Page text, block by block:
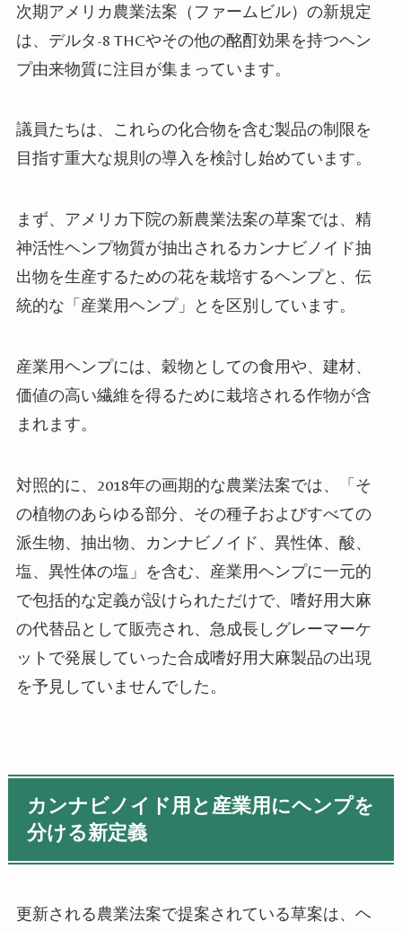
次期アメリカ農業法案（ファームビル）の新規定
は、デルタ-8 THCやその他の酩酊効果を持つヘン
プ由来物質に注目が集まっています。
議員たちは、これらの化合物を含む製品の制限を
目指す重大な規則の導入を検討し始めています。
まず、アメリカ下院の新農業法案の草案では、精
神活性ヘンプ物質が抽出されるカンナビノイド抽
出物を生産するための花を栽培するヘンプと、伝
統的な「産業用ヘンプ」とを区別しています。
産業用ヘンプには、穀物としての食用や、建材、
価値の高い繊維を得るために栽培される作物が含
まれます。
対照的に、 2018年の画期的な農業法案では、「そ
の植物のあらゆる部分、その種子およびすべての
派生物、抽出物、カンナビノイド、異性体、酸、
塩、異性体の塩」を含む、産業用ヘンプに一元的
で包括的な定義が設けられただけで、 嗜好用大麻
の代替品として販売され、急成長しグレーマーケ
ットで発展していった合成嗜好用大麻製品の出現
を予見していませんでした。
カンナビノイド用と産業用にヘンプを
分ける新定義
更新される農業法案で提案されている草案は、ヘ